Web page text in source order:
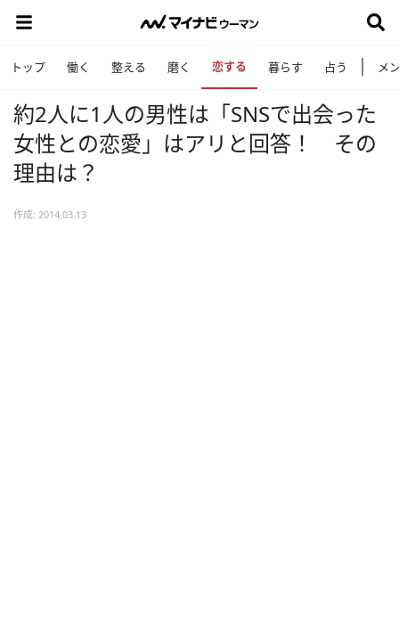
トップ 働く 整える 磨く 恋する 暮らす 占う メ
約2人に1人の男性は「SNSで出会った
女性との恋愛」はアリと回答！ その
理由は？
作成: 2014.03.13